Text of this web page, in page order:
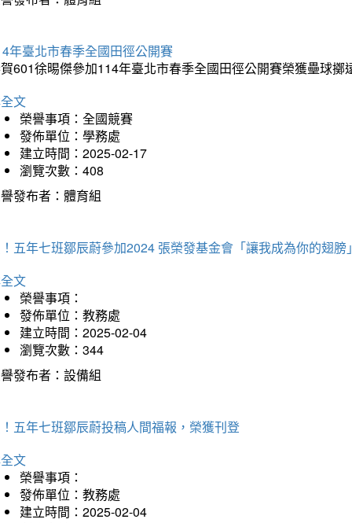
年臺北市春季全國田徑公開賽
601徐晹傑參加114年臺北市春季全國田徑公開賽榮獲壘球擲
文
榮譽事項：全國競賽
發佈單位：學務處
建立時間：2025-02-17
瀏覽次數：408
發布者：體育組
五年七班鄒辰蔚參加2024 張榮發基金會「讓我成為你的翅
文
榮譽事項：
發佈單位：教務處
建立時間：2025-02-04
瀏覽次數：344
發布者：設備組
五年七班鄒辰蔚投稿人間福報，榮獲刊登
文
榮譽事項：
發佈單位：教務處
建立時間：2025-02-04